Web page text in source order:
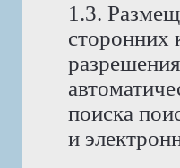
1.3.
сторонних
поиска
и